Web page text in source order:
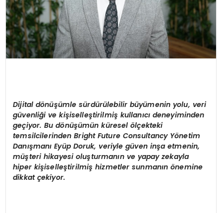
Dijital dönüşümle sürdürülebilir büyümenin yolu, veri
güvenliği ve kişiselleştirilmiş kullanıcı deneyiminden
geçiyor. Bu dönüşümün küreselölçekteki
temsilcilerinden Bright Future Consultancy Yönetim
Danışmanı Eyüp Doruk, veriyle güven inşa etmenin,
müşterihikayesi oluşturmanın ve yapay zekayla
hiper kişiselleştirilmiş hizmetler sunmanınönemine
dikkat çekiyor.